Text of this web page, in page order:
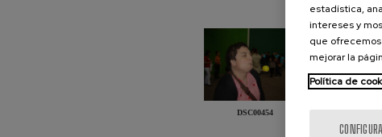
DSC00454
estadística,
intereses y
que
mejorar la
Política de